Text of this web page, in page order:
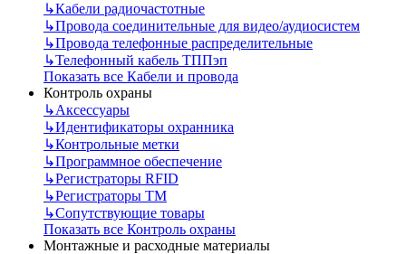
↳Кабели радиочастотные
↳Провода соединительные для видео/аудиосистем
↳Провода телефонные распределительные
↳Телефонный кабель ТППэп
Показать все Кабели и провода
Контроль охраны
↳Аксессуары
↳Идентификаторы охранника
↳Контрольные метки
↳Программное обеспечение
↳Регистраторы RFID
↳Регистраторы ТМ
↳Сопутствующие товары
Показать все Контроль охраны
Монтажные и расходные материалы